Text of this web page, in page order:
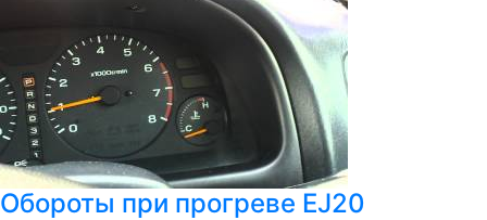
Обороты при прогреве EJ20